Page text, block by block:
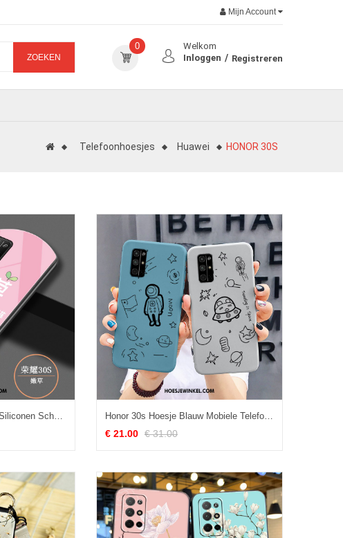
Mijn Account
ZOEKEN
Welkom
Inloggen
Registreren
0
Telefoonhoesjes Huawei HONOR 30S
Honor 30s Hoesje Jeugd Siliconen Scheppend, Honor 30s Hoesje Anti-fall Trendy Merk Honor 30s Hoesje Blauw Mobiele Telefoon Lovers, Honor 30s Hoesje Trend Persoonlijk
€ 21.00 € 31.00